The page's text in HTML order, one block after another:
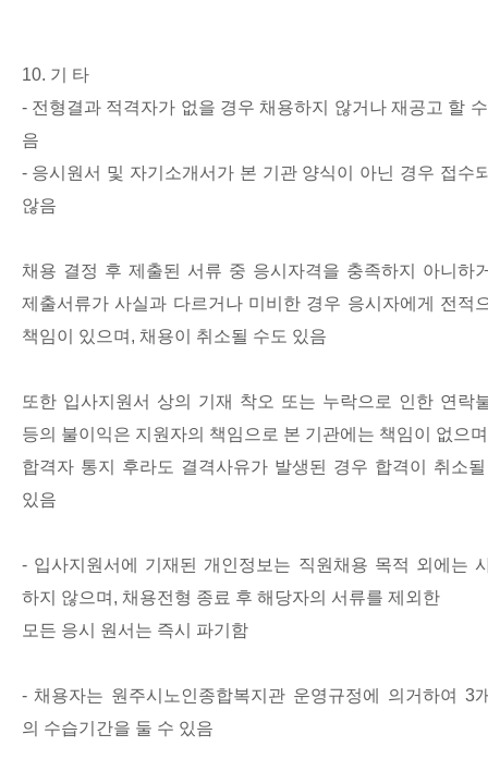
10. 기 타
- 전형결과 적격자가 없을 경우 채용하지 않거나 재공고 할
음
- 응시원서 및 자기소개서가 본 기관 양식이 아닌 경우 접수
않음
채용 결정 후 제출된 서류 중 응시자격을 충족하지 아니하
제출서류가 사실과 다르거나 미비한 경우 응시자에게 전적
책임이 있으며 , 채용이 취소될 수도 있음
또한 입사지원서 상의 기재 착오 또는 누락으로 인한 연락
등의 불이익은 지원자의 책임으로 본 기관에는 책임이 없으며
합격자 통지 후라도 결격사유가 발생된 경우 합격이 취소
있음
- 입사지원서에 기재된 개인정보는 직원채용 목적 외에는
하지 않으며 , 채용전형 종료 후 해당자의 서류를 제외한
모든 응시 원서는 즉시 파기함
- 채용자는 원주시노인종합복지관 운영규정에 의거하여 3
의 수습기간을 둘 수 있음